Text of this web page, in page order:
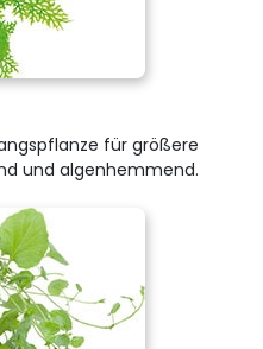
für größere
und algenhemmend.